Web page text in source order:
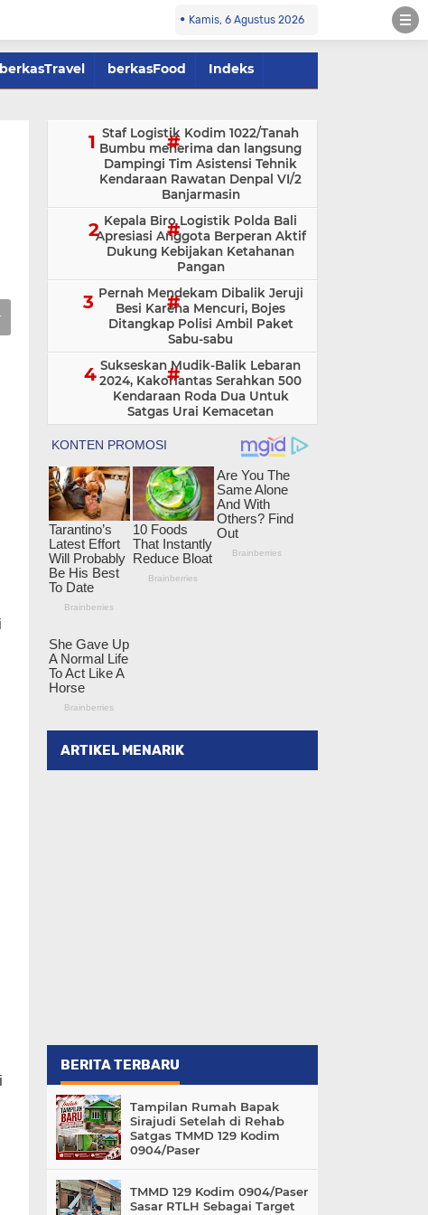
Kamis, 6 Agustus 2026
berkasTravel berkasFood Indeks
Staf Logistik Kodim 1022/Tanah
Bumbu menerima dan langsung
Dampingi Tim Asistensi Tehnik
Kendaraan Rawatan Denpal VI/2
Banjarmasin
Kepala Biro Logistik Polda Bali
Apresiasi Anggota Berperan Aktif
Dukung Kebijakan Ketahanan
Pangan
Pernah Mendekam Dibalik Jeruji
Besi Karena Mencuri, Bojes
Ditangkap Polisi Ambil Paket
Sabu-sabu
Sukseskan Mudik-Balik Lebaran
2024, Kakorlantas Serahkan 500
Kendaraan Roda Dua Untuk
Satgas Urai Kemacetan
ARTIKEL MENARIK
BERITA TERBARU
Tampilan Rumah Bapak
Sirajudi Setelah di Rehab
Satgas TMMD 129 Kodim
0904/Paser
TMMD 129 Kodim 0904/Paser
Sasar RTLH Sebagai Target